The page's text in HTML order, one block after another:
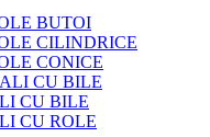
BUTOI
CILINDRICE
CONICE
CU BILE
CU BILE
CU ROLE